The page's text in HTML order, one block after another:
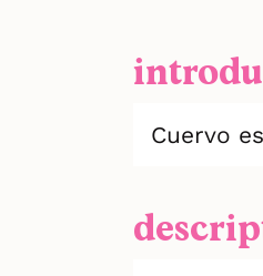
Cuervo